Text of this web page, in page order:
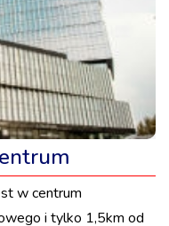
w centrum
i tylko 1,5km od